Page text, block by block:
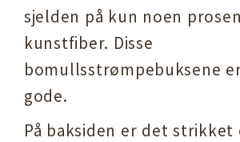
sjelden på kun noen
kunstfiber. Disse
bomullsstrømpebuksene
gode.
På baksiden er det strikket